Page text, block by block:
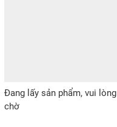
Đang lấy sản phẩm, vui lòng
chờ